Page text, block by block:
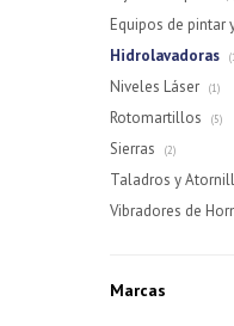
Equipos de pintar
Hidrolavadoras
Niveles Láser (1)
Rotomartillos (5)
Sierras (2)
Taladros y
Vibradores de
Marcas